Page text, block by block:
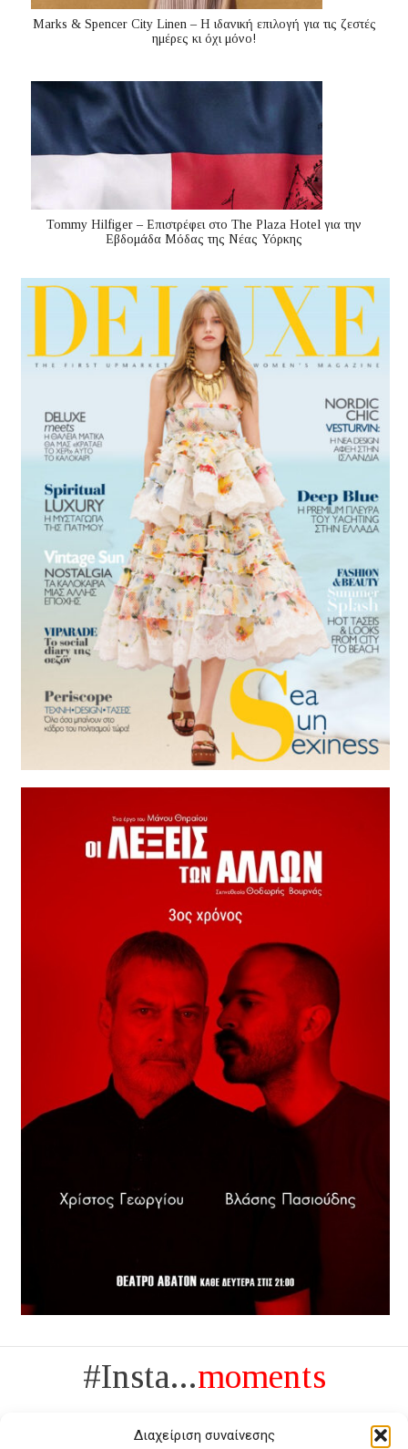
Διαχείριση συναίνεσης
Marks & Spencer City Linen – Η ιδανική επιλογή για τις ζεστές
ημέρες κι όχι μόνο!
Tommy Hilfiger – Επιστρέφει στο The Plaza Hotel για την
Εβδομάδα Μόδας της Νέας Υόρκης
#Insta...moments